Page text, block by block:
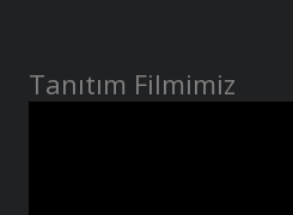
Tanıtım Filmimiz